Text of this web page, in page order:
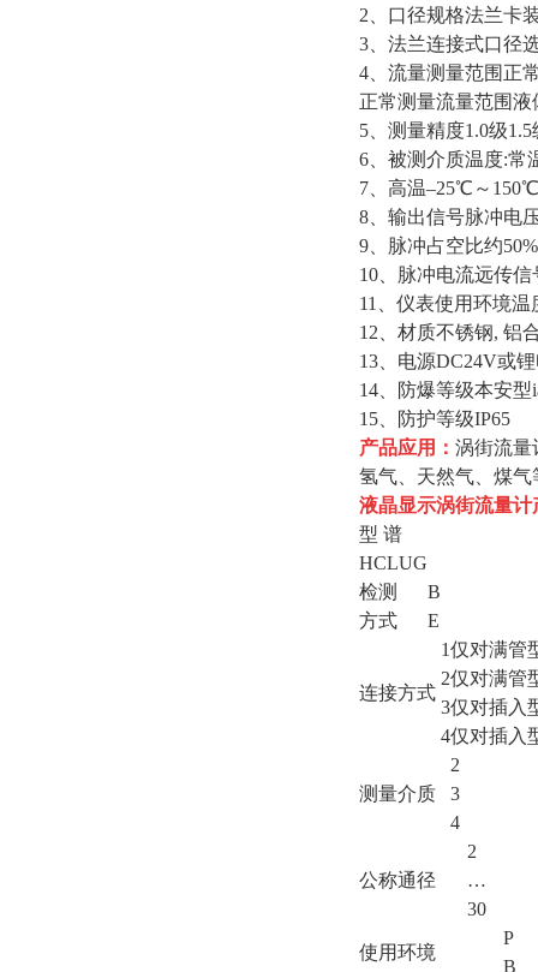
2、口径规格法兰卡
3、法兰连接式口径
4、流量测量范围正
正常测量流量范围
5、测量精度1.0级1.5
6、被测介质温度:
7、高温–25℃～
8、输出信号脉冲电
9、脉冲占空比约
10、脉冲电流远传信
11、仪表使用环境
12、材质不锈钢, 铝
13、电源DC24V或
14、防爆等级本安型
15、防护等级IP65
产品应用： 涡街流量
氢气、天然气、煤
液晶显示涡街流量计
型 谱
HCLUG
检测
B
方式
E
连接方式
1仅对满管
2仅对满管
3仅对插入
4仅对插入
测量介质
2
3
4
公称通径
2
…
30
使用环境
P
B